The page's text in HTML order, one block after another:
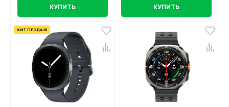
КУПИТЬ КУПИТЬ
ХИТ ПРОДАЖ